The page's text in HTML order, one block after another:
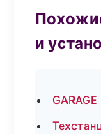
и